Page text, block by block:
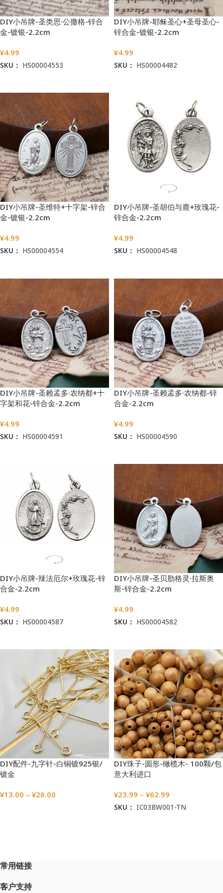
DIY小吊牌-圣类思·公撒格-锌合
金-镀银-2.2cm
¥4.99
SKU： HS00004553
DIY小吊牌-耶稣圣心+圣母圣心-
锌合金-镀银-2.2cm
¥4.99
SKU： HS00004482
DIY小吊牌-圣维特+十字架-锌合
金-镀银-2.2cm
¥4.99
SKU： HS00004554
DIY小吊牌-圣胡伯与鹿+玫瑰花-
锌合金-2.2cm
¥4.99
SKU： HS00004548
DIY小吊牌-圣赖孟多·农纳都+十
字架和花-锌合金-2.2cm
¥4.99
SKU： HS00004591
DIY小吊牌-圣赖孟多·农纳都-锌
合金-2.2cm
¥4.99
SKU： HS00004590
DIY小吊牌-辣法厄尔+玫瑰花-锌
合金-2.2cm
¥4.99
SKU： HS00004587
DIY小吊牌-圣贝肋格灵·拉斯奥
斯-锌合金-2.2cm
¥4.99
SKU： HS00004582
DIY配件-九字针-白铜镀925银/
镀金
¥13.00 – ¥26.00
DIY珠子-圆形-橄榄木- 100颗/包
意大利进口
¥23.99 – ¥62.99
SKU： IC03BW001-TN
常用链接
客户支持